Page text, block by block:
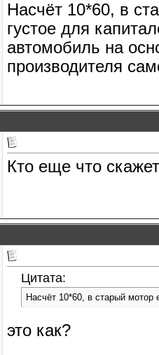
Насчёт 10*60, в
густое для
автомобиль на
производителя
Кто еще что
Цитата:
Насчёт 10*60, в старый мотор
это как?